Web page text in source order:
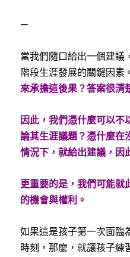
—
當我們隨口給出一個建議
階段生涯發展的關鍵因素
來承擔這後果？答案很清
因此，我們憑什麼可以不
論其生涯議題？憑什麼在
情況下，就給出建議，因
更重要的是，我們可能就
的機會與權利。
如果這是孩子第一次面臨
時刻，那麼，就讓孩子練